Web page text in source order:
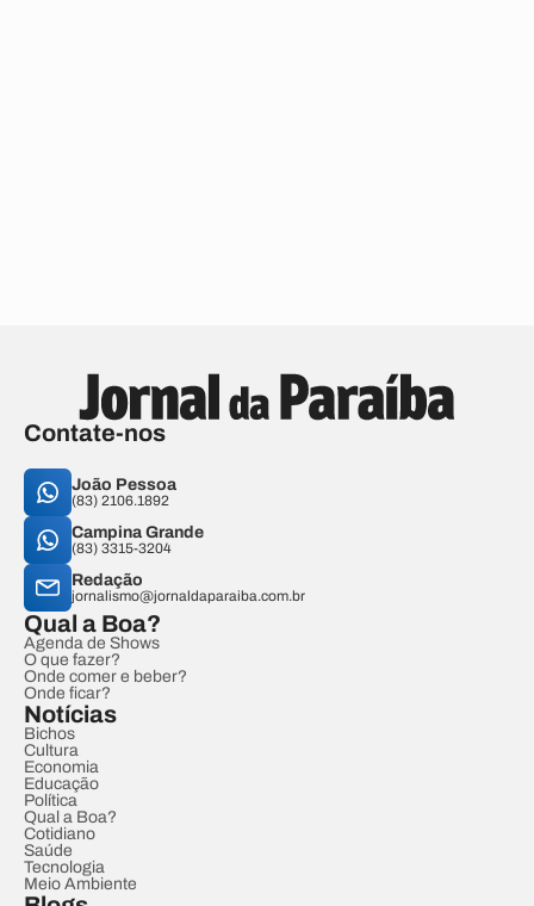
Contate-nos
João Pessoa
(83) 2106.1892
Campina Grande
(83) 3315-3204
Redação
jornalismo@jornaldaparaiba.com.br
Qual a Boa?
Agenda de Shows
O que fazer?
Onde comer e beber?
Onde ficar?
Notícias
Bichos
Cultura
Economia
Educação
Política
Qual a Boa?
Cotidiano
Saúde
Tecnologia
Meio Ambiente